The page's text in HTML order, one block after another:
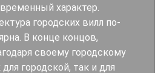
характер.
городских вилл по-
В конце концов,
своему городскому
городской, так и для